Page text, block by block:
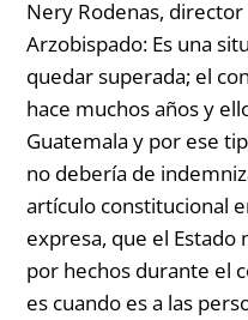
Nery Rodenas,
Arzobispado: Es una
quedar superada; el
hace muchos años y
Guatemala y por ese
no debería de
artículo constitucional
expresa, que el Estado
por hechos durante el
es cuando es a las